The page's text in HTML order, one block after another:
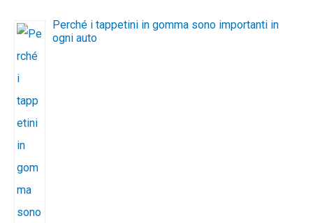
Perché i tappetini in gomma sono importanti in
ogni auto